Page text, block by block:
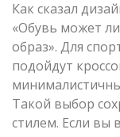
Как сказал
«Обувь может
образ». Для
подойдут
Такой выбор
стилем. Если вы